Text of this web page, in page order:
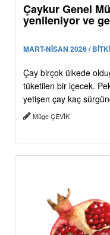
Çaykur Genel
yenileniyor ve
MART-NİSAN 2026 /
Çay birçok ülkede
tüketilen bir içecek.
yetişen çay kaç
Müge ÇEVİK